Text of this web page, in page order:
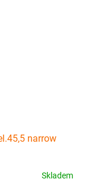
narrow
Skladem